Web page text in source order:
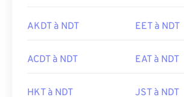
AKDT à NDT EET à NDT
ACDT à NDT EAT à NDT
HKT à NDT JST à NDT